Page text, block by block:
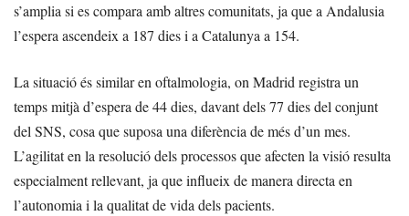
s’amplia si es compara amb altres comunitats, ja que a Andalusia
l’espera ascendeix a 187 dies i a Catalunya a 154.
La situació és similar en oftalmologia, on Madrid registra un
temps mitjà d’espera de 44 dies, davant dels 77 dies del conjunt
del SNS, cosa que suposa una diferència de més d’un mes.
L’agilitat en la resolució dels processos que afecten la visió resulta
especialment rellevant, ja que influeix de manera directa en
l’autonomia i la qualitat de vida dels pacients.